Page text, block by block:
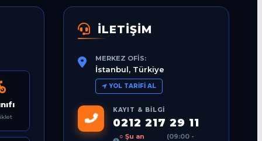
İLETİŞİM
MERKEZ OFIS:
İstanbul, Türkiye
YOL TARIFI AL
KAYIT & BILGI
0212 217 29 11
○ Şu an
(09:00 -